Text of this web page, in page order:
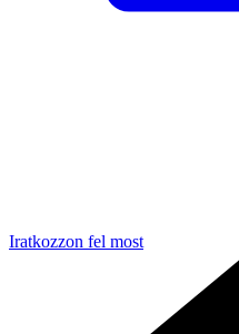
Iratkozzon fel most